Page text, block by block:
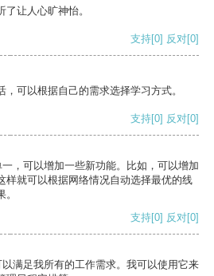
让人心旷神怡。
支持[0] 反对[0]
可以根据自己的需求选择学习方式。
支持[0] 反对[0]
，可以增加一些新功能。比如，可以增加
样就可以根据网络情况自动选择最优的线
支持[0] 反对[0]
满足我所有的工作需求。我可以使用它来